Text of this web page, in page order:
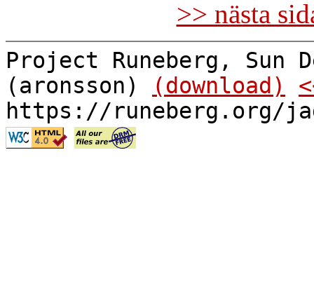
>> nästa
Project Runeberg, Sun
(aronsson)
(download)
https://runeberg.org/